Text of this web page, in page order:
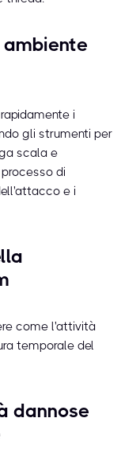
i
gli strumenti per
scala e
di
e i
come l'attività
temporale del
dannose